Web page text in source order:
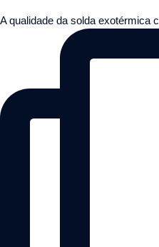
A qualidade da solda exotérmica